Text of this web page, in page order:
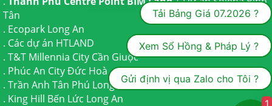
Tân
. Ecopark Long An
. Các dự án HTLAND
. T&T Millennia City Cần Giuộc
. Phúc An CityĐức Hoà
. Trần Anh Tân Phú Long An
. King Hill Bến Lức Long An
Tải Bảng Giá 07.2026 ?
Xem Sổ Hồng & Pháp Lý ?
Gửi định vị qua Zalo cho Tôi ?
1